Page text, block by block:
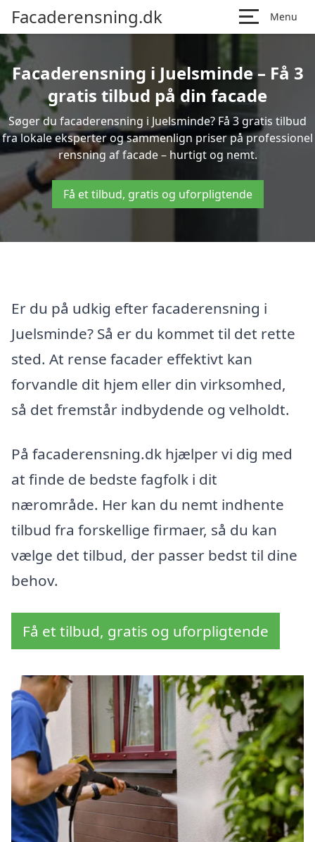
Facaderensning.dk Menu
Facaderensning i Juelsminde – Få 3
gratis tilbud på din facade
Søger du facaderensning i Juelsminde? Få 3 gratis tilbud
fra lokale eksperter og sammenlign priser på professionel
rensning af facade – hurtigt og nemt.
Få et tilbud, gratis og uforpligtende
Er du på udkig efter facaderensning i
Juelsminde? Så er du kommet til det rette
sted. At rense facader effektivt kan
forvandle dit hjem eller din virksomhed,
så det fremstår indbydende og velholdt.
På facaderensning.dk hjælper vi dig med
at finde de bedste fagfolk i dit
nærområde. Her kan du nemt indhente
tilbud fra forskellige firmaer, så du kan
vælge det tilbud, der passer bedst til dine
behov.
Få et tilbud, gratis og uforpligtende